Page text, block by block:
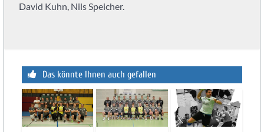
David Kuhn, Nils Speicher.
Das könnte Ihnen auch gefallen